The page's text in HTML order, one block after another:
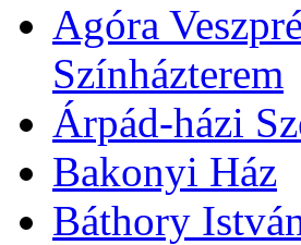
Agóra
Színházterem
Árpád-házi
Bakonyi Ház
Báthory